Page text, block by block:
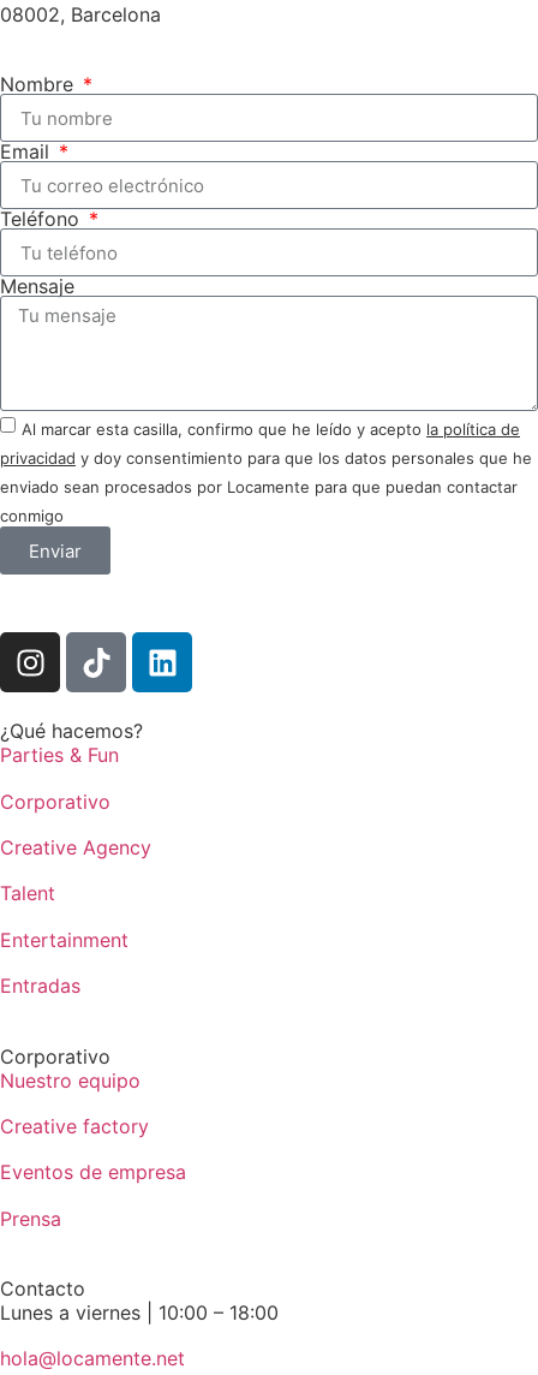
08002, Barcelona
Nombre
Email
Teléfono
Mensaje
Al marcar esta casilla, confirmo que he leído y acepto la política de
privacidad y doy consentimiento para que los datos personales que he
enviado sean procesados por Locamente para que puedan contactar
conmigo
Enviar
¿Qué hacemos?
Parties & Fun
Corporativo
Creative Agency
Talent
Entertainment
Entradas
Corporativo
Nuestro equipo
Creative factory
Eventos de empresa
Prensa
Contacto
Lunes a viernes | 10:00 – 18:00
hola@locamente.net